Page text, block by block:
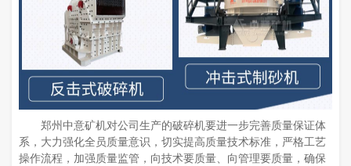
郑州中意矿机对公司生产的破碎机要进一步完善质量保证体
系，大力强化全员质量意识，切实提高质量技术标准，严格工艺
操作流程，加强质量监管，向技术要质量、向管理要质量，确保